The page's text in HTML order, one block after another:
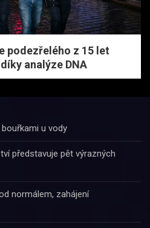
podezřelého z 15 let
analýze DNA
u vody
představuje pět výrazných
normálem, zahájení